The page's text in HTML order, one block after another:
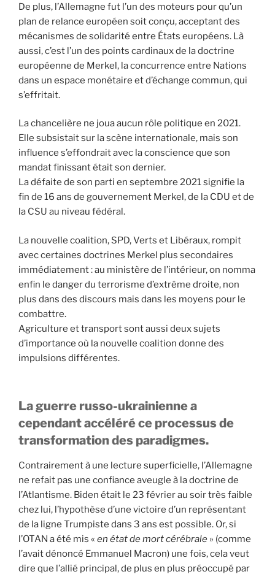
De plus, l’Allemagne fut l’un des moteurs pour qu’un
plan de relance européen soit conçu, acceptant des
mécanismes de solidarité entre États européens. Là
aussi, c’est l’un des points cardinaux de la doctrine
européenne de Merkel, la concurrence entre Nations
dans un espace monétaire et d’échange commun, qui
s’effritait.
La chancelière ne joua aucun rôle politique en 2021.
Elle subsistait sur la scène internationale, mais son
influence s’effondrait avec la conscience que son
mandat finissant était son dernier.
La défaite de son parti en septembre 2021 signifie la
fin de 16 ans de gouvernement Merkel, de la CDU et de
la CSU au niveau fédéral.
La nouvelle coalition, SPD, Verts et Libéraux, rompit
avec certaines doctrines Merkel plus secondaires
immédiatement : au ministère de l’intérieur, on nomma
enfin le danger du terrorisme d’extrême droite, non
plus dans des discours mais dans les moyens pour le
combattre.
Agriculture et transport sont aussi deux sujets
d’importance où la nouvelle coalition donne des
impulsions différentes.
La guerre russo-ukrainienne a
cependant accéléré ce processus de
transformation des paradigmes.
Contrairement à une lecture superficielle, l’Allemagne
ne refait pas une confiance aveugle à la doctrine de
l’Atlantisme. Biden était le 23 février au soir très faible
chez lui, l’hypothèse d’une victoire d’un représentant
de la ligne Trumpiste dans 3 ans est possible. Or, si
l’OTAN a été mis « en état de mort cérébrale » (comme
l’avait dénoncé Emmanuel Macron) une fois, cela veut
dire que l’allié principal, de plus en plus préoccupé par